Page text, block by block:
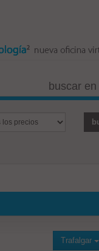
buscar en
Trafalgar